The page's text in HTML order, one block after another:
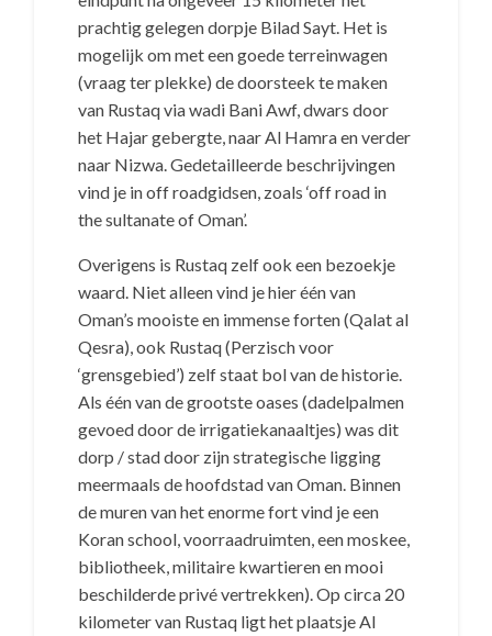
prachtig gelegen dorpje Bilad Sayt. Het is
mogelijk om met een goede terreinwagen
(vraag ter plekke) de doorsteek te maken
van Rustaq via wadi Bani Awf, dwars door
het Hajar gebergte, naar Al Hamra en verder
naar Nizwa. Gedetailleerde beschrijvingen
vind je in off roadgidsen, zoals ‘off road in
the sultanate of Oman’.
Overigens is Rustaq zelf ook een bezoekje
waard. Niet alleen vind je hier één van
Oman’s mooiste en immense forten (Qalat al
Qesra), ook Rustaq (Perzisch voor
‘grensgebied’) zelf staat bol van de historie.
Als één van de grootste oases (dadelpalmen
gevoed door de irrigatiekanaaltjes) was dit
dorp / stad door zijn strategische ligging
meermaals de hoofdstad van Oman. Binnen
de muren van het enorme fort vind je een
Koran school, voorraadruimten, een moskee,
bibliotheek, militaire kwartieren en mooi
beschilderde privé vertrekken). Op circa 20
kilometer van Rustaq ligt het plaatsje Al